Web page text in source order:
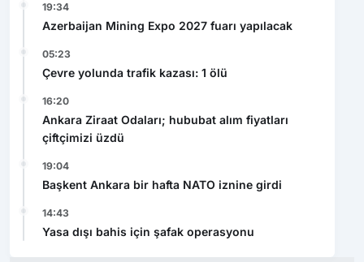
19:34
Azerbaijan Mining Expo 2027 fuarı yapılacak
05:23
Çevre yolunda trafik kazası: 1 ölü
16:20
Ankara Ziraat Odaları; hububat alım fiyatları
çiftçimizi üzdü
19:04
Başkent Ankara bir hafta NATO iznine girdi
14:43
Yasa dışı bahis için şafak operasyonu